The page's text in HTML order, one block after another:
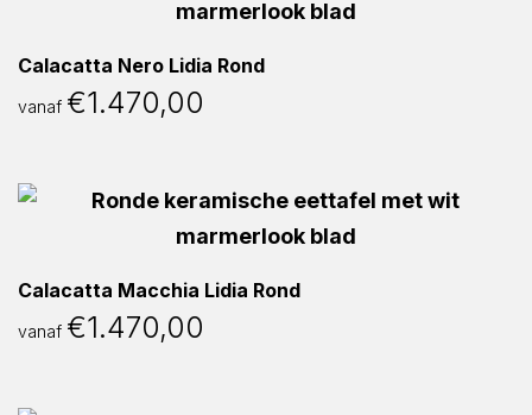
Calacatta Nero Lidia Rond
vanaf €1.470,00
Calacatta Macchia Lidia Rond
vanaf €1.470,00